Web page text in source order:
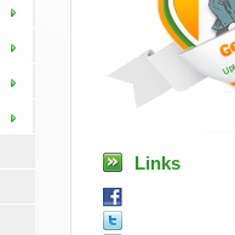
Links